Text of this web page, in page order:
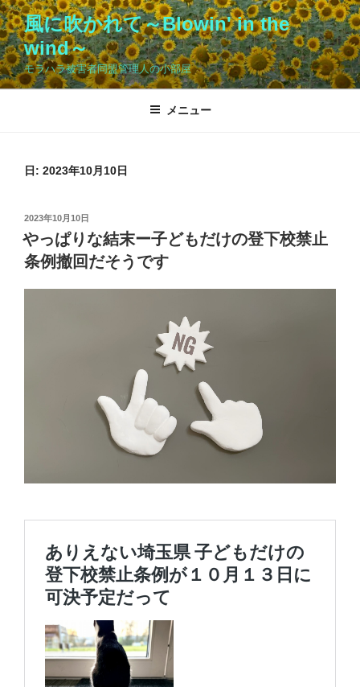
コ
ン
テ
ン
ツ
風に吹かれて～Blowin' in the
wind～
モラハラ被害者同盟管理人の小部屋
メニュー
日: 2023年10月10日
投
稿
日:
2023年10月10日
やっぱりな結末ー子どもだけの登下校禁止
条例撤回だそうです